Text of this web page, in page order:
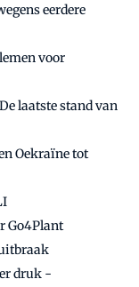
eerdere
voor
laatste stand van
Oekraïne tot
Go4Plant
druk -